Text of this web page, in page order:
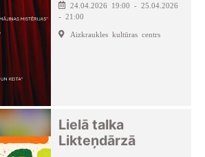
24.04.2026 19:00 - 25.04.2026
- 21:00
Aizkraukles kultūras centrs
Lielā talka
Likteņdārzā